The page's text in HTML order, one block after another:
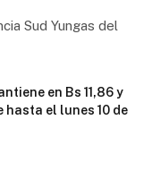
Sud Yungas del
en Bs 11,86 y
el lunes 10 de